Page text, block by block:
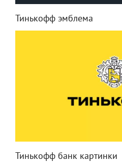
Тинькофф эмблема
Тинькофф банк картинки